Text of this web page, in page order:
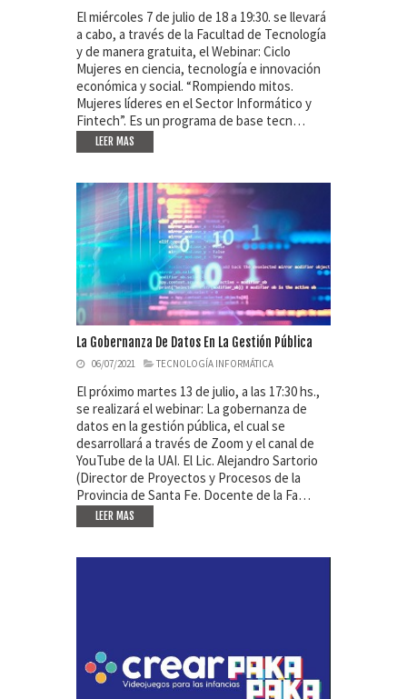
El miércoles 7 de julio de 18 a 19:30. se llevará
a cabo, a través de la Facultad de Tecnología
y de manera gratuita, el Webinar: Ciclo
Mujeres en ciencia, tecnología e innovación
económica y social. “Rompiendo mitos.
Mujeres líderes en el Sector Informático y
Fintech”. Es un programa de base tecn…
LEER MAS
La Gobernanza De Datos En La Gestión Pública
06/07/2021 TECNOLOGÍA INFORMÁTICA
El próximo martes 13 de julio, a las 17:30 hs.,
se realizará el webinar: La gobernanza de
datos en la gestión pública, el cual se
desarrollará a través de Zoom y el canal de
YouTube de la UAI. El Lic. Alejandro Sartorio
(Director de Proyectos y Procesos de la
Provincia de Santa Fe. Docente de la Fa…
LEER MAS